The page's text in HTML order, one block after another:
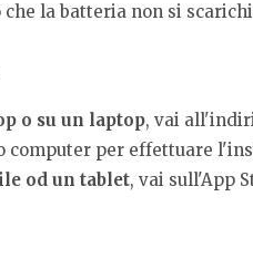
la batteria non si
o su un laptop, vai
computer per effettuare
od un tablet, vai sull'App